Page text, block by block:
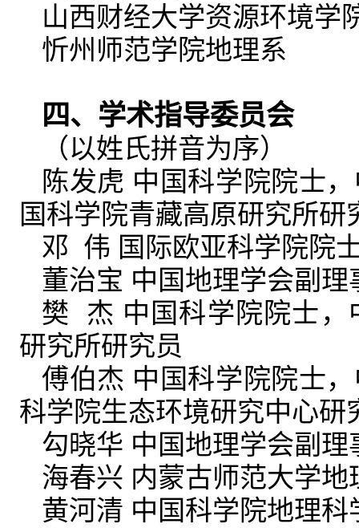
山西财经大学资源环境学
忻州师范学院地理系
四、学术指导委员会
（以姓氏拼音为序）
陈发虎 中国科学院院士
国科学院青藏高原研究所研
邓 伟 国际欧亚科学院院
董治宝 中国地理学会副
樊 杰 中国科学院院士，
研究所研究员
傅伯杰 中国科学院院士
科学院生态环境研究中心研
勾晓华 中国地理学会副
海春兴 内蒙古师范大学地
黄河清 中国科学院地理